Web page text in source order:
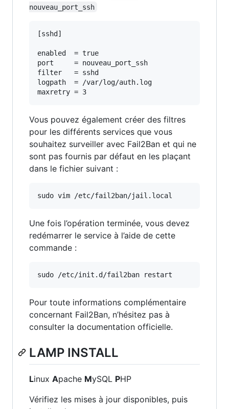
nouveau_port_ssh
[sshd]
enabled  = true
port     = nouveau_port_ssh
filter   = sshd
logpath  = /var/log/auth.log
Vous pouvez également créer des filtres
pour les différents services que vous
souhaitez surveiller avec Fail2Ban et qui ne
sont pas fournis par défaut en les plaçant
dans le fichier suivant :
sudo vim /etc/fail2ban/jail.local
Une fois l’opération terminée, vous devez
redémarrer le service à l’aide de cette
commande :
sudo /etc/init.d/fail2ban restart
Pour toute informations complémentaire
concernant Fail2Ban, n’hésitez pas à
consulter la documentation officielle.
LAMP INSTALL
Linux Apache MySQL PHP
Vérifiez les mises à jour disponibles, puis